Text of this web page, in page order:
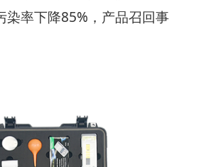
染率下降85%，产品召回事